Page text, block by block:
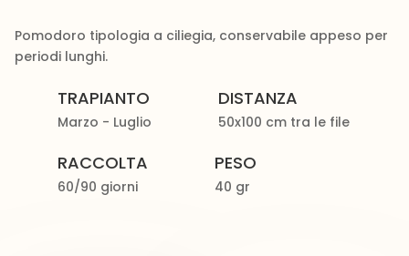
Pomodoro tipologia a ciliegia, conservabile appeso per
periodi lunghi.
TRAPIANTO
Marzo - Luglio
DISTANZA
50x100 cm tra le file
RACCOLTA
60/90 giorni
PESO
40 gr